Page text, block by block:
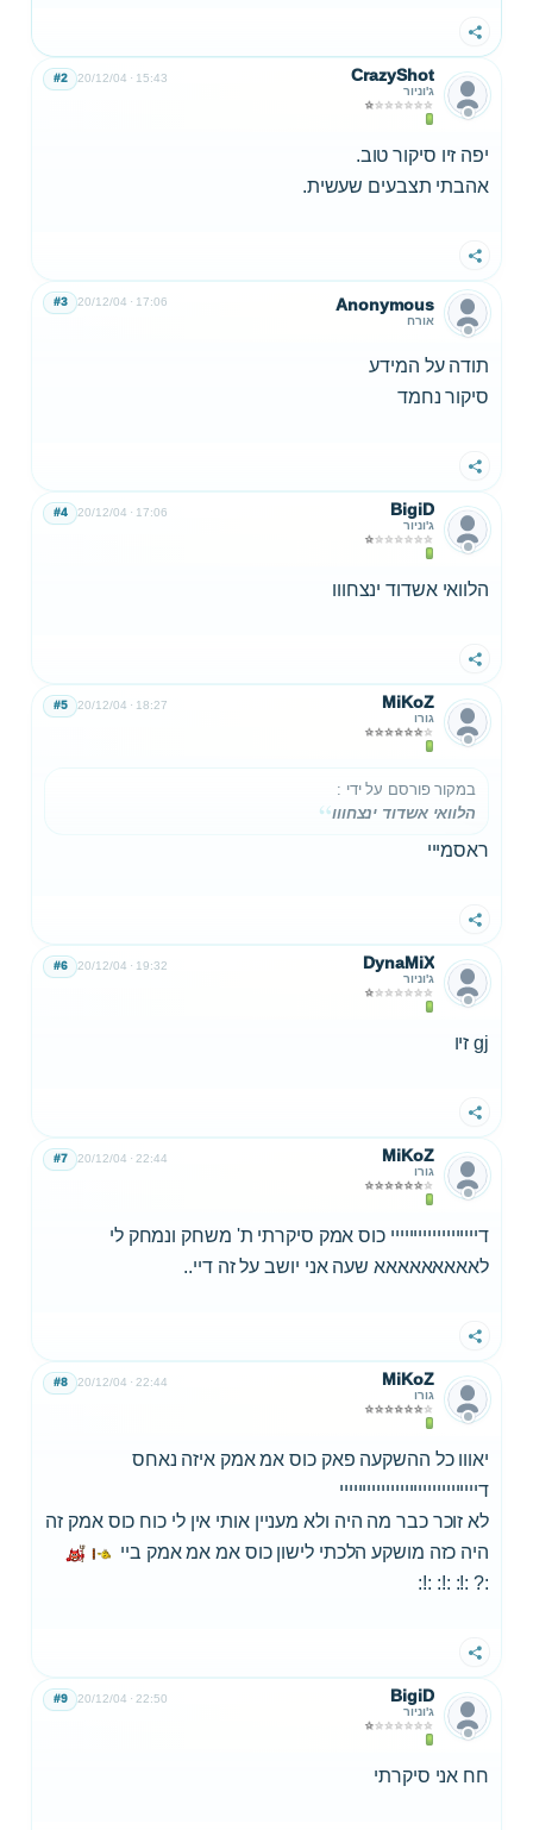
שתף
CrazyShot
ג'וניור
20/12/04 15:43
#2
יפה זיו סיקור טוב.
אהבתי תצבעים שעשית.
שתף
Anonymous
אורח
20/12/04 17:06
#3
תודה על המידע
סיקור נחמד
שתף
BigiD
ג'וניור
20/12/04 17:06
#4
הלוואי אשדוד ינצחווו
שתף
MiKoZ
גורו
20/12/04 18:27
#5
במקור פורסם על ידי :
הלוואי אשדוד ינצחווו
ראסמייי
שתף
DynaMiX
ג'וניור
20/12/04 19:32
#6
gj זיו
שתף
MiKoZ
גורו
20/12/04 22:44
#7
דייייייייייייייייייי כוס אמק סיקרתי ת' משחק ונמחק לי
לאאאאאאאאא שעה אני יושב על זה דיי..
שתף
MiKoZ
גורו
20/12/04 22:44
#8
יאווו כל ההשקעה פאק כוס אמ אמק איזה נאחס
דיייייייייייייייייייייייייייייי
לא זוכר כבר מה היה ולא מעניין אותי אין לי כוח כוס אמק זה
היה כזה מושקע הלכתי לישון כוס אמ אמ אמק ביי
:? :!: :!: :!:
שתף
BigiD
ג'וניור
20/12/04 22:50
#9
חח אני סיקרתי